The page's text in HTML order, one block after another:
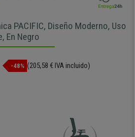
PACIFIC, Diseño Moderno, Uso
En Negro
-48% (205,58 € IVA incluido)